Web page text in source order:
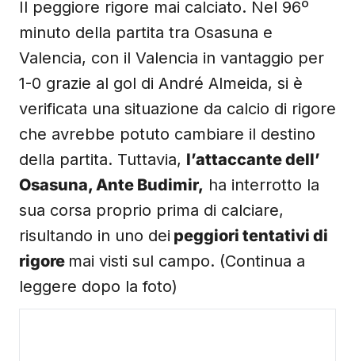
Il peggiore rigore mai calciato. Nel 96º
minuto della partita tra Osasuna e
Valencia, con il Valencia in vantaggio per
1-0 grazie al gol di André Almeida, si è
verificata una situazione da calcio di rigore
che avrebbe potuto cambiare il destino
della partita. Tuttavia, l’attaccante dell’
Osasuna, Ante Budimir, ha interrotto la
sua corsa proprio prima di calciare,
risultando in uno dei peggiori tentativi di
rigore mai visti sul campo. (Continua a
leggere dopo la foto)